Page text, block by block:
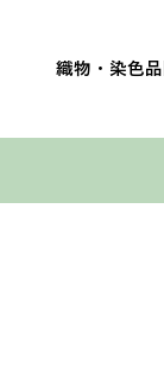
織物・染色品